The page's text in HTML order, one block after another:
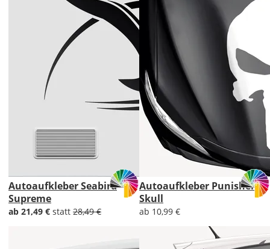
Autoaufkleber Seabird
Supreme
ab 21,49 € statt 28,49 €
Autoaufkleber Punisher
Skull
ab 10,99 €